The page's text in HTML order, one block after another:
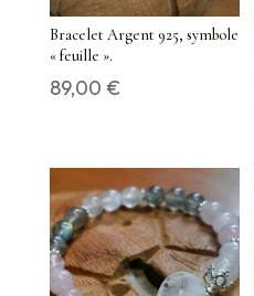
Bracelet Argent 925, symbole
« feuille ».
89,00 €